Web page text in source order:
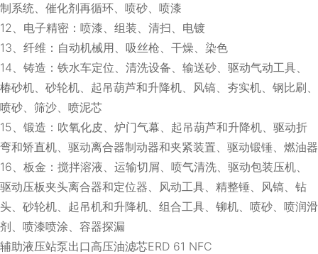
制系统、催化剂再循环、喷砂、喷漆
12、电子精密：喷漆、组装、清扫、电镀
13、纤维：自动机械用、吸丝枪、干燥、染色
14、铸造：铁水车定位、清洗设备、输送砂、驱动气动工具、
椿砂机、砂轮机、起吊葫芦和升降机、风镐、夯实机、钢比刷、
喷砂、筛沙、喷泥芯
15、锻造：吹氧化皮、炉门气幕、起吊葫芦和升降机、驱动折
弯和矫直机、驱动离合器制动器和夹紧装置、驱动锻锤、燃油器
16、板金：搅拌溶液、运输切屑、喷气清洗、驱动包装压机、
驱动压板夹头离合器和定位器、风动工具、精整锤、风镐、钻
头、砂轮机、起吊机和升降机、组合工具、铆机、喷砂、喷润滑
剂、喷漆喷涂、容器探漏
辅助液压站泵出口高压油滤芯ERD 61 NFC